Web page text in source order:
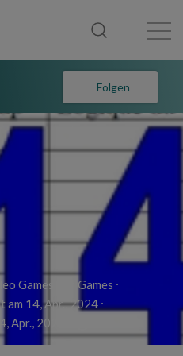
Folgen
Games and Games
14, Apr., 2024
Apr., 2024